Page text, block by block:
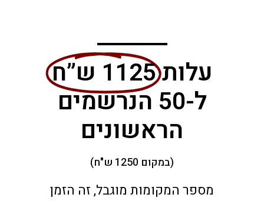
עלות1125 ש”ח
ל-50 הנרשמים
הראשונים
(במקום 1250 ש"ח)
מספר המקומות מוגבל, זה הזמן